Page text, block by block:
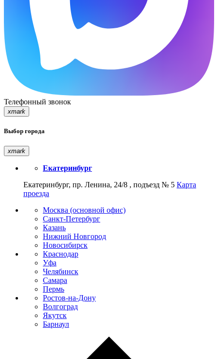
Телефонный звонок
xmark
Выбор города
xmark
Екатеринбург
Екатеринбург, пр. Ленина, 24/8 , подъезд № 5 Карта
проезда
Москва (основной офис)
Санкт-Петербург
Казань
Нижний Новгород
Новосибирск
Краснодар
Уфа
Челябинск
Самара
Пермь
Ростов-на-Дону
Волгоград
Якутск
Барнаул